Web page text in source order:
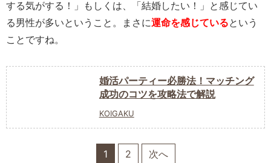
する気がする！」もしくは、「結婚したい！」と感じてい
る男性が多いということ。まさに運命を感じているという
ことですね。
婚活パーティー必勝法！マッチング
成功のコツを攻略法で解説
KOIGAKU
1 2 次へ